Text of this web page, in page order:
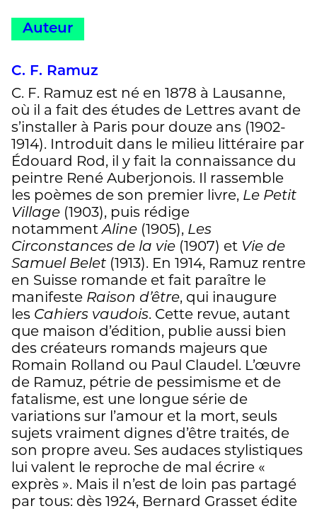
Auteur
C. F. Ramuz
C. F. Ramuz est né en 1878 à Lausanne,
où il a fait des études de Lettres avant de
s’installer à Paris pour douze ans (1902-
1914). Introduit dans le milieu littéraire par
Édouard Rod, il y fait la connaissance du
peintre René Auberjonois. Il rassemble
les poèmes de son premier livre, Le Petit
Village (1903), puis rédige
notammentAline (1905), Les
Circonstances de la vie (1907) et Vie de
Samuel Belet (1913). En 1914, Ramuz rentre
en Suisse romande et fait paraître le
manifeste Raison d’être, qui inaugure
les Cahiers vaudois. Cette revue, autant
que maison d’édition, publie aussi bien
des créateurs romands majeurs que
Romain Rolland ou Paul Claudel. L’œuvre
de Ramuz, pétrie de pessimisme et de
fatalisme, est une longue série de
variations sur l’amour et la mort, seuls
sujets vraiment dignes d’être traités, de
son propre aveu. Ses audaces stylistiques
lui valent le reproche de mal écrire «
exprès ». Mais il n’est de loin pas partagé
par tous: dès 1924, Bernard Grasset édite